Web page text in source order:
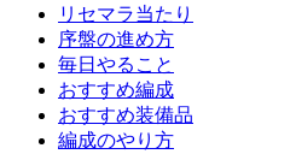
リセマラ当たり
序盤の進め方
毎日やること
おすすめ編成
おすすめ装備品
編成のやり方